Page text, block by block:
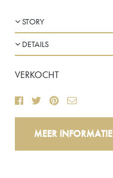
STORY
DETAILS
VERKOCHT
MEER INFORMATIE